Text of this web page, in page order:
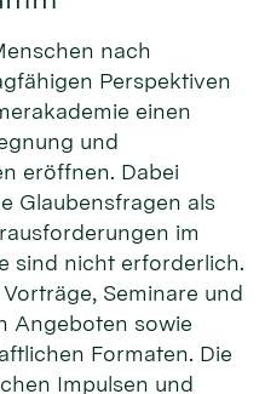
nach
Perspektiven
einen
und
eröffnen. Dabei
Glaubensfragen als
im
sind nicht erforderlich.
Seminare und
Angeboten sowie
Formaten. Die
Impulsen und